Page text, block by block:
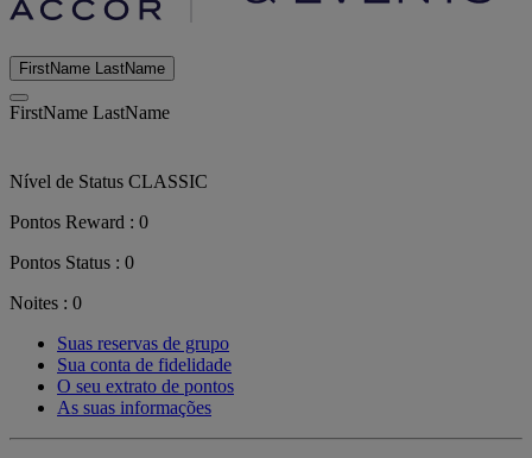
FirstName LastName
FirstName LastName
Nível de Status CLASSIC
Pontos Reward : 0
Pontos Status : 0
Noites : 0
Suas reservas de grupo
Sua conta de fidelidade
O seu extrato de pontos
As suas informações